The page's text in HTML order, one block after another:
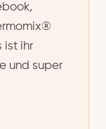
ist ihr
und super